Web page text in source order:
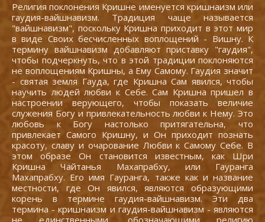
Религия поклонения Кришне именуется кришнаизм или
гаудия-вайшнавизм. Традиция чаще называется
"вайшнавизм", поскольку Кришна приходит в этот мир
в виде Своих бесчисленных воплощений - Вишну. К
термину вайшнавизм добавляют приставку "гаудия",
чтобы подчеркнуть, что в этой традиции поклоняются
не воплощениям Кришны, а Ему Самому. Гаудия значит
- святая земля Гауда, где Кришна Сам явился, чтобы
научить людей любви к Себе. Сам Кришна пришел в
настроении верующего, чтобы показать величие
служения Богу и привлекательность любви к Нему. Это
любовь к Богу настолько притягательна, что
привлекает Самого Кришну, и Он приходит познать
красоту, славу и очарование Любви к Самому Себе. В
этом образе Он становится известным, как Шри
Кришна Чайтанья Махапрабху, или Гауранга
Махапрабху. Его имя Гауранга, также как и название
местности, где Он явился, являются образующими
корень в термине гаудия-вайшнавизм. Эти два
термина - кришнаизм и гаудия-вайшнавизм - являются
не единственными, обозначающими религию